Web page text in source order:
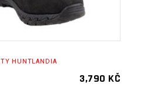
HUNTLANDIA
3,790 KČ